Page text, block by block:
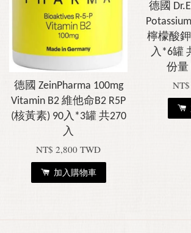
德國 ZeinPharma 100mg
Vitamin B2 維他命B2 R5P
(核黃素) 90入*3罐 共270
入
NT$ 2,800 TWD
加入購物車
德國
檸檬酸
入*6罐
份量